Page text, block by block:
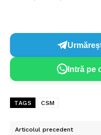
Intră pe
TAGS CSM
Articolul precedent